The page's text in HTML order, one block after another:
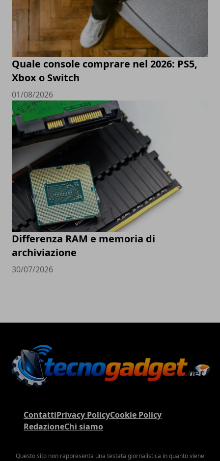
Quale console comprare nel 2026: PS5,
Xbox o Switch
01/08/2026
Differenza RAM e memoria di
archiviazione
30/07/2026
ContattiPrivacy PolicyCookie Policy
RedazioneChi siamo
Questo sito non rappresenta una testata giornalistica in quanto viene